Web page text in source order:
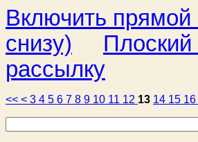
Включить
снизу)
Плоский
рассылку
<< < 3 4 5 6 7 8 9 10 11 12 13 14 15 16